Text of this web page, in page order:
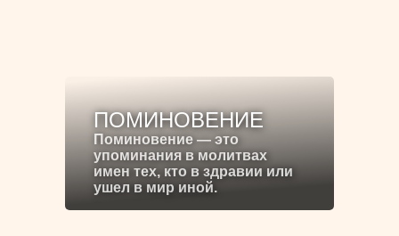
ПОМИНОВЕНИЕ
Поминовение — это
упоминания в молитвах
имен тех, кто в здравии или
ушел в мир иной.